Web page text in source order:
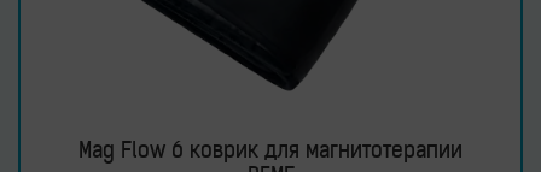
Mag Flow 6 коврик для магнитотерапии